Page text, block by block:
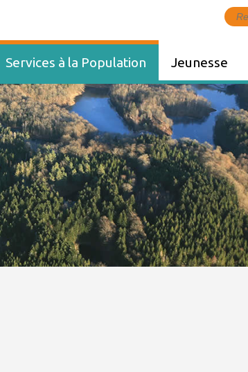
Services à la Population
Panneau Pocket
Tri et déchets
Assainissement
France Services
Maison de Santé à Melisey
Présence Verte
Eau potable
Paiement de vos Factures
Jeunesse
Petite Enfance
Périscolaire
Mission Locale
Éducation